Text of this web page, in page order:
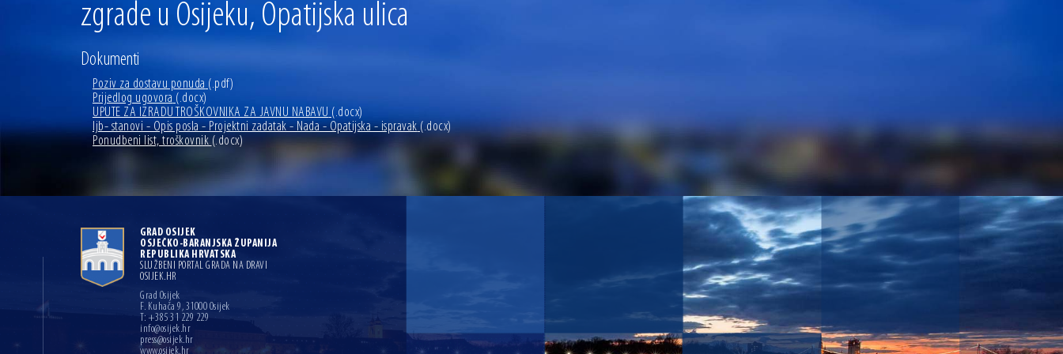
zgrade u Osijeku, Opatijska ulica
Dokumenti
Poziv za dostavu ponuda (.pdf)
Prijedlog ugovora (.docx)
UPUTE ZA IZRADU TROŠKOVNIKA ZA JAVNU NABAVU (.docx)
ljb- stanovi - Opis posla - Projektni zadatak - Nada - Opatijska - ispravak(.docx)
Ponudbeni list, troškovnik (.docx)
GRAD OSIJEK
OSJEČKO-BARANJSKA ŽUPANIJA
REPUBLIKA HRVATSKA
SLUŽBENI PORTAL GRADA NA DRAVI
OSIJEK.HR
Grad Osijek
F. Kuhača 9, 31000 Osijek
T: +385 31 229 229
info@osijek.hr
press@osijek.hr
www.osijek.hr